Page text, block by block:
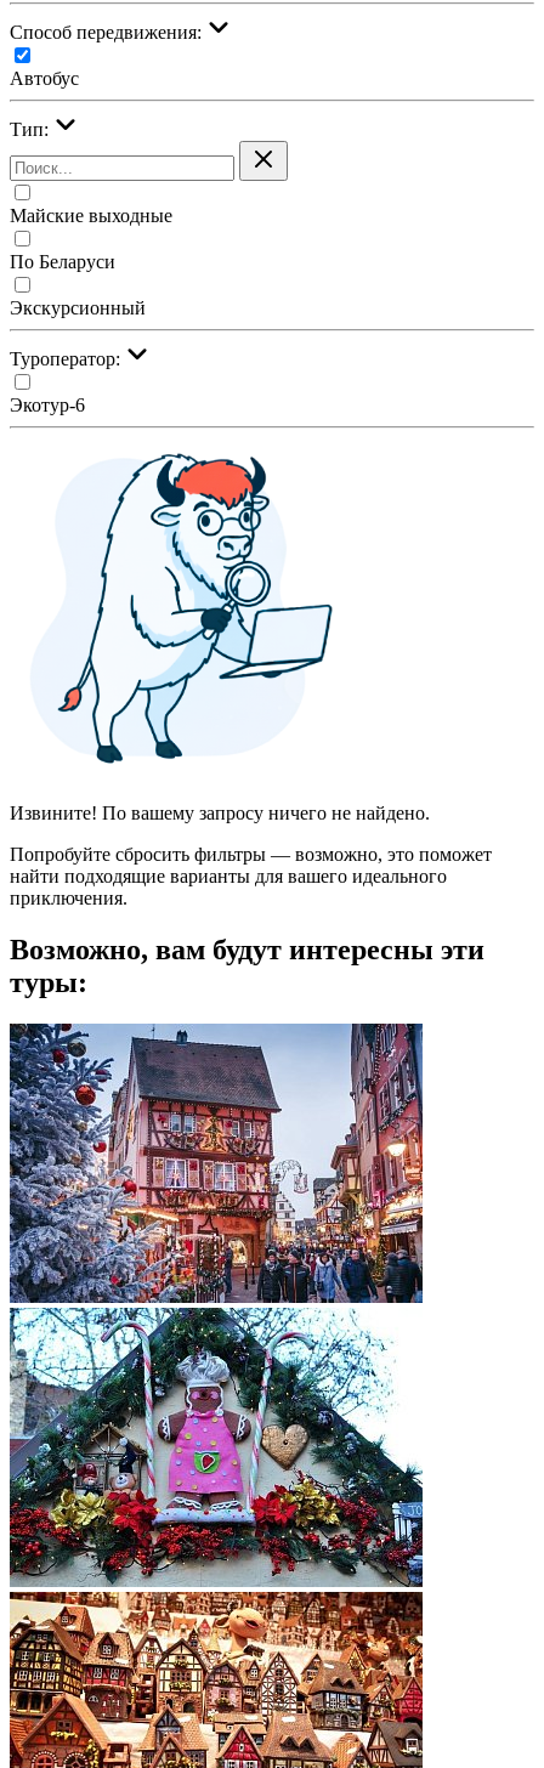
Cпособ передвижения:
Автобус
Тип:
Майские выходные
По Беларуси
Экскурсионный
Туроператор:
Экотур-6
Извините! По вашему запросу ничего не найдено.
Попробуйте сбросить фильтры — возможно, это поможет
найти подходящие варианты для вашего идеального
приключения.
Возможно, вам будут интересны эти
туры: